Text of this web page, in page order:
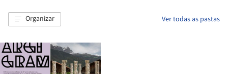
Organizar Ver todas as pastas